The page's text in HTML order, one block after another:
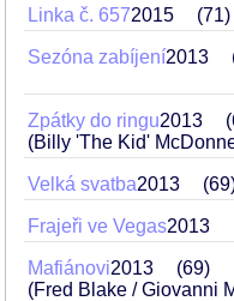
Linka č. 6572015 71
Sezóna zabíjení2013
Zpátky do ringu2013
(Billy 'The Kid'
Velká svatba2013 69
Frajeři ve Vegas2013
Mafiánovi2013
69
(Fred Blake / Giovanni